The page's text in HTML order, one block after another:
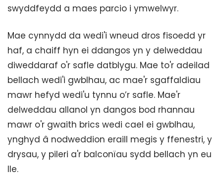
swyddfeydd a maes parcio i ymwelwyr.
Mae cynnydd da wedi'i wneud dros fisoedd yr
haf, a chaiff hyn ei ddangos yn y delweddau
diweddaraf o'r safle datblygu. Mae to'r adeilad
bellach wedi'i gwblhau, ac mae'r sgaffaldiau
mawr hefyd wedi'u tynnu o’r safle. Mae'r
delweddau allanol yn dangos bod rhannau
mawr o'r gwaith brics wedi cael ei gwblhau,
ynghyd â nodweddion eraill megis y ffenestri, y
drysau, y pileri a'r balconïau sydd bellach yn eu
lle.